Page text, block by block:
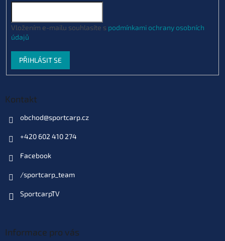
i
Vložením e-mailu souhlasíte s podmínkami ochrany osobních
údajů
PŘIHLÁSIT SE
Kontakt
obchod@sportcarp.cz
+420 602 410 274
Facebook
/sportcarp_team
SportcarpTV
Informace pro vás